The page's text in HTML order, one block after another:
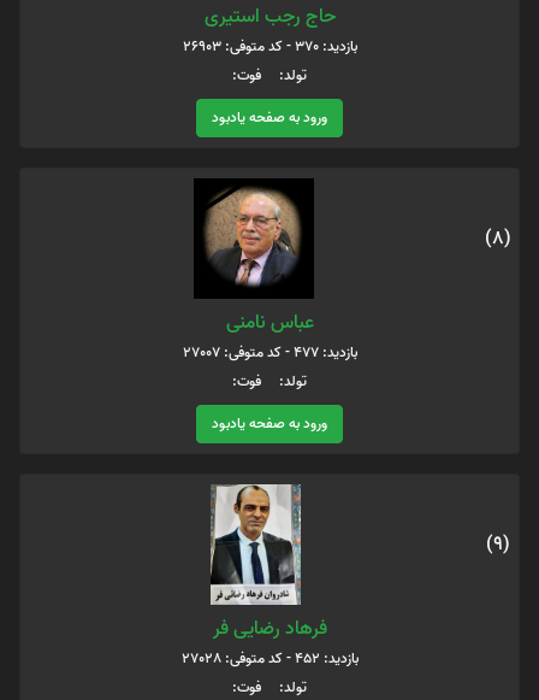
حاج رجب استیری
بازدید: 370 - کد متوفی: 26903
تولد: فوت:
ورود به صفحه یادبود
(8)
عباس نامنی
بازدید: 477 - کد متوفی: 27007
تولد: فوت:
ورود به صفحه یادبود
(9)
فرهاد رضایی فر
بازدید: 452 - کد متوفی: 27028
تولد: فوت: